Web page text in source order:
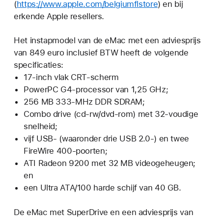
(https://www.apple.com/belgiumflstore) en bij
erkende Apple resellers.
Het instapmodel van de eMac met een adviesprijs
van 849 euro inclusief BTW heeft de volgende
specificaties:
17-inch vlak CRT-scherm
PowerPC G4-processor van 1,25 GHz;
256 MB 333-MHz DDR SDRAM;
Combo drive (cd-rw/dvd-rom) met 32-voudige
snelheid;
vijf USB- (waaronder drie USB 2.0-) en twee
FireWire 400-poorten;
ATI Radeon 9200 met 32 MB videogeheugen;
en
een Ultra ATA/100 harde schijf van 40 GB.
De eMac met SuperDrive en een adviesprijs van